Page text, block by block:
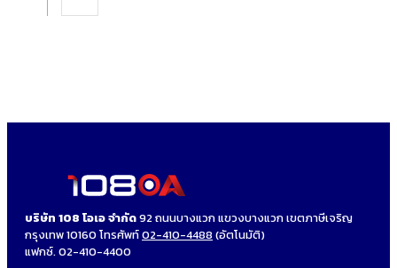
บริษัท 108 โอเอ จำกัด92 ถนนบางแวก แขวงบางแวก เขตภาษีเจริญ
กรุงเทพ 10160 โทรศัพท์02-410-4488 (อัตโนมัติ)
แฟกซ์. 02-410-4400